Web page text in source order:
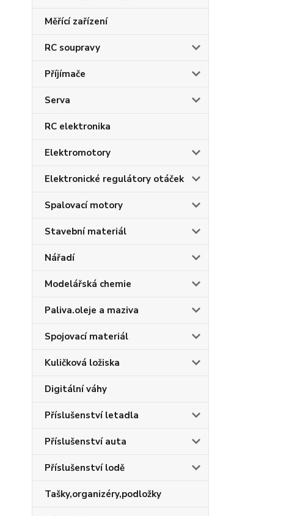
Měřící zařízení
RC soupravy
Příjímače
Serva
RC elektronika
Elektromotory
Elektronické regulátory otáček
Spalovací motory
Stavební materiál
Nářadí
Modelářská chemie
Paliva.oleje a maziva
Spojovací materiál
Kuličková ložiska
Digitální váhy
Příslušenství letadla
Příslušenství auta
Příslušenství lodě
Tašky,organizéry,podložky